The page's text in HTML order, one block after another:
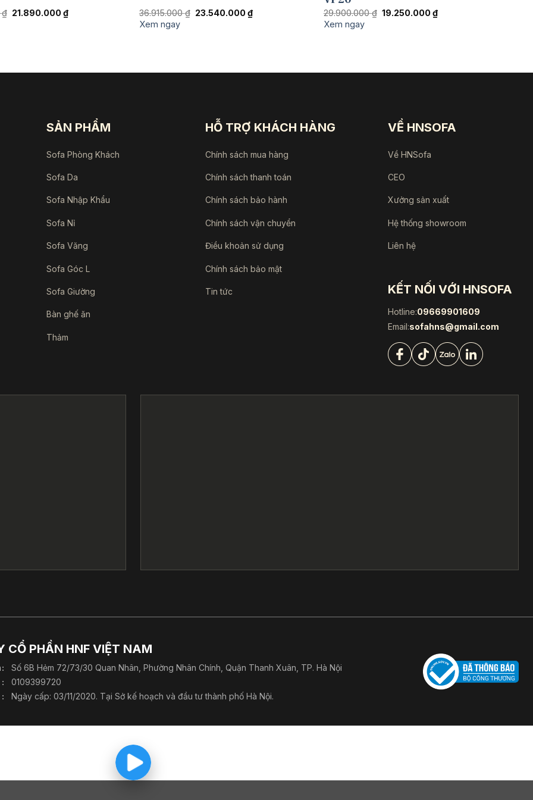
₫ Giá
21.890.000₫Giá
36.915.000₫ Giá
23.540.000₫Giá
Xem ngay
29.900.000₫ Giá
19.250.000₫Giá
Xem ngay
SẢN PHẨM
Sofa Phòng Khách
Sofa Da
Sofa Nhập Khẩu
Sofa Nỉ
Sofa Văng
Sofa Góc L
Sofa Giường
Bàn ghế ăn
Thảm
HỖ TRỢ KHÁCH HÀNG
Chính sách mua hàng
Chính sách thanh toán
Chính sách bảo hành
Chính sách vận chuyển
Điều khoản sử dụng
Chính sách bảo mật
Tin tức
VỀ HNSOFA
Về HNSofa
CEO
Xưởng sản xuất
Hệ thống showroom
Liên hệ
KẾT NỐI VỚI HNSOFA
Hotline:09669901609
Email:sofahns@gmail.com
CỔ PHẦN HNF VIỆT NAM
Số 6B Hẻm 72/73/30 Quan Nhân, Phường Nhân Chính, Quận Thanh Xuân, TP. Hà Nội
0109399720
Ngày cấp: 03/11/2020. Tại Sở kế hoạch và đầu tư thành phố Hà Nội.